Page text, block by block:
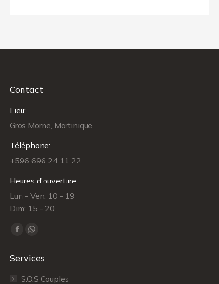
Contact
Lieu:
Gros Morne, Martinique
Téléphone:
+596 696 24 11 22
Heures d'ouverture:
Lun - Ven: 10 - 19
Dim: 15 - 20
Trouvez nous sur :
Facebook
opens
WhatsApp
opens
Services
S.O.S Couples